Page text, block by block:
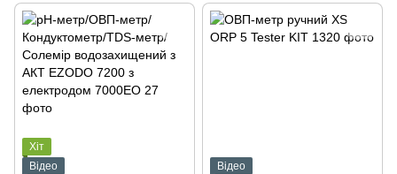
Хіт
Відео
Відео